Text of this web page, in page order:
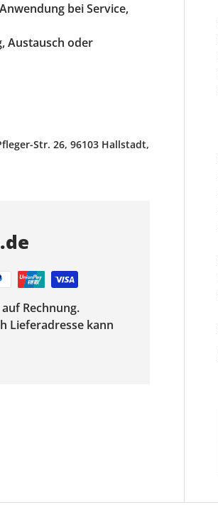
bei Service,
Austausch oder
Str. 26, 96103 Hallstadt,
Rechnung.
Lieferadresse kann